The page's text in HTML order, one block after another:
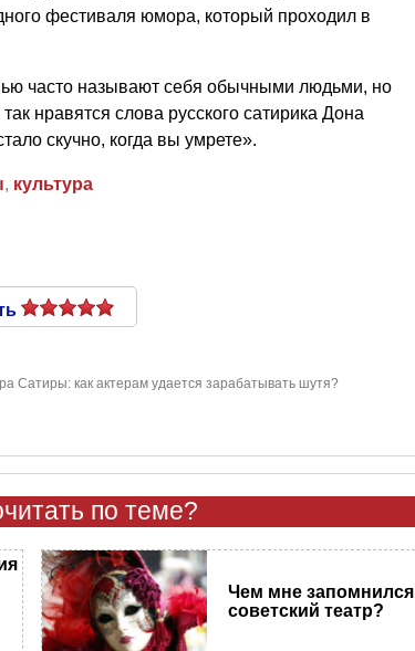
фестиваля юмора, который проходил в
часто называют себя обычными людьми, но
нравятся слова русского сатирика Дона
скучно, когда вы умрете».
, культура
Сатиры: как актерам удается зарабатывать шутя?
по теме?
Чем мне запомнился
советский театр?